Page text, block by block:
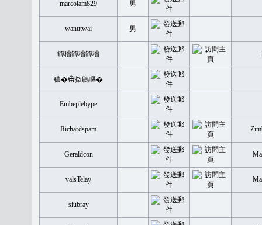
marcolam829 男
wanutwai 男
罈穡罈穡罈穡
穠�𤲞撳鶥嘔�
Embeplebype
Richardspam
Geraldcon
valsTelay
siubray